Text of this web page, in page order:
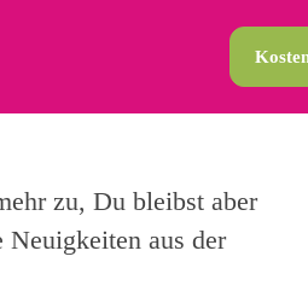
zu, Du bleibst aber
aus der